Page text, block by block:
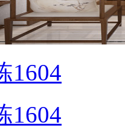
1604
1604